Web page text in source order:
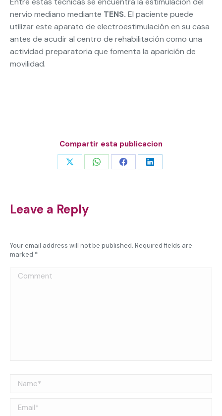
nervio mediano mediante TENS. El paciente puede
utilizar este aparato de electroestimulación en su casa
antes de acudir al centro de rehabilitación como una
actividad preparatoria que fomenta la aparición de
movilidad.
Compartir esta publicacion
Share Share Share Share
Leave a Reply
Your email address will not be published. Required fields are
marked *
Comment
Name *
Email *